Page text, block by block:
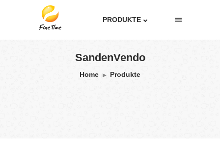
PRODUKTE
SandenVendo
Home Produkte